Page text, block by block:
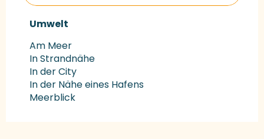
Umwelt
Umwelt
Am Meer
In Strandnähe
In der City
In der Nähe eines Hafens
Meerblick